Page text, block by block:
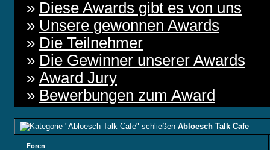
» Diese Awards gibt es von uns
» Unsere gewonnen Awards
» Die Teilnehmer
» Die Gewinner unserer Awards
» Award Jury
» Bewerbungen zum Award
Abloesch Talk Cafe
Foren